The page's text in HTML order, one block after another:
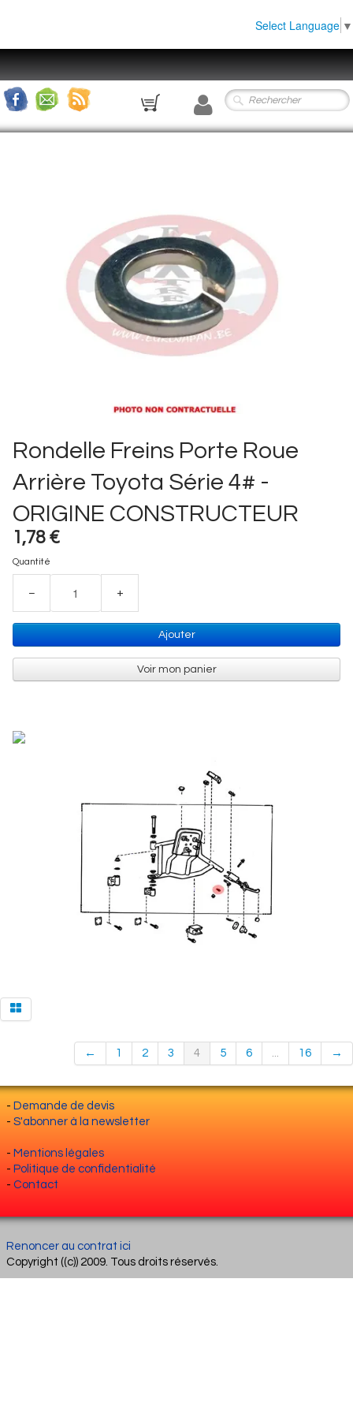
Select Language ▼
Rondelle Freins Porte Roue
Arrière Toyota Série 4# -
ORIGINE CONSTRUCTEUR
1,78 €
Quantité
− +
Ajouter
Voir mon panier
← 1 2 3 4 5 6 ... 16 →
- Demande de devis
- S'abonner à la newsletter
- Mentions légales
- Politique de confidentialité
- Contact
Renoncer au contrat ici
Copyright ((c)) 2009. Tous droits réservés.